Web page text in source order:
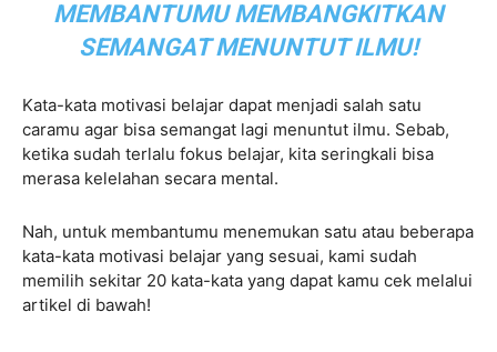
MEMBANTUMU MEMBANGKITKAN
SEMANGAT MENUNTUT ILMU!
Kata-kata motivasi belajar dapat menjadi salah satu
caramu agar bisa semangat lagi menuntut ilmu. Sebab,
ketika sudah terlalu fokus belajar, kita seringkali bisa
merasa kelelahan secara mental.
Nah, untuk membantumu menemukan satu atau beberapa
kata-kata motivasi belajar yang sesuai, kami sudah
memilih sekitar 20 kata-kata yang dapat kamu cek melalui
artikel di bawah!